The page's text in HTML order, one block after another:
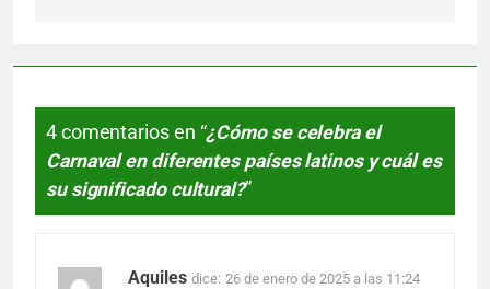
4 comentarios en “¿Cómo se celebra el
Carnaval en diferentes países latinos y cuál es
su significado cultural?”
Aquiles dice: 26 de enero de 2025 a las 11:24